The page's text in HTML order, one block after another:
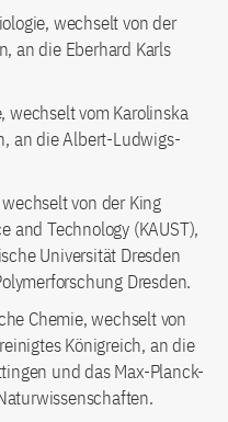
wechselt von der
an die Eberhard Karls
wechselt vom Karolinska
an die Albert-Ludwigs-
von der King
and Technology (KAUST),
Universität Dresden
Dresden.
Chemie, wechselt von
Königreich, an die
und das Max-Planck-